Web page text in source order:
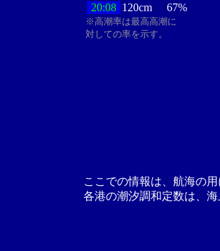
20:08 120cm 67%
※高潮率は最高高潮に
対しての率を示す。
ここでの情報は、航海の
各港の潮汐調和定数は、